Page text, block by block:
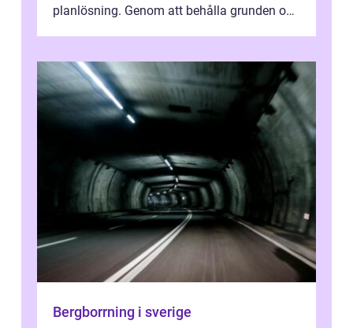
planlösning. Genom att behålla grunden och
Bergborrning i sverige